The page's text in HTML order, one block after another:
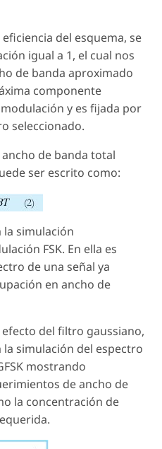
del esquema, se
igual a 1, el cual nos
de banda aproximado
componente
y es fijada por
seleccionado.
de banda total
ser escrito como:
la simulación
FSK. En ella es
de una señal ya
en ancho de
del filtro gaussiano,
simulación del espectro
mostrando
de ancho de
la concentración de